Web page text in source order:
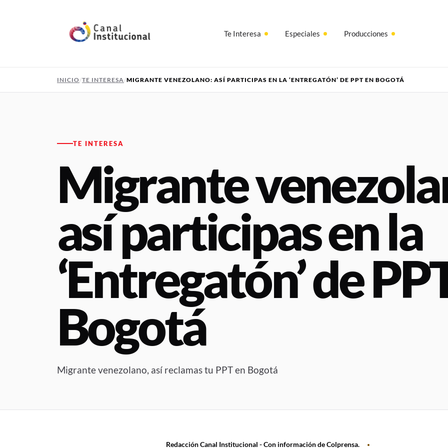
Te Interesa Especiales Producciones
INICIO TE INTERESA MIGRANTE VENEZOLANO: ASÍ PARTICIPAS EN LA ‘ENTREGATÓN’ DE PPT EN BOGOTÁ
TE INTERESA
Migrante
así participas en la
‘Entregatón’ de
Bogotá
Migrante venezolano, así reclamas tu PPT en Bogotá
Redacción Canal Institucional - Con información de Colprensa.